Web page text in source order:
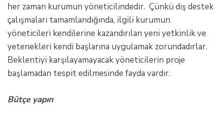
her zaman kurumun yöneticilindedir. Çünkü dış destek
çalışmaları tamamlandığında, ilgili kurumun
yöneticileri kendilerine kazandırılan yeni yetkinlik ve
yetenekleri kendi başlarına uygulamak zorundadırlar.
Beklentiyi karşılayamayacak yöneticilerin proje
başlamadan tespit edilmesinde fayda vardır.
Bütçe yapın